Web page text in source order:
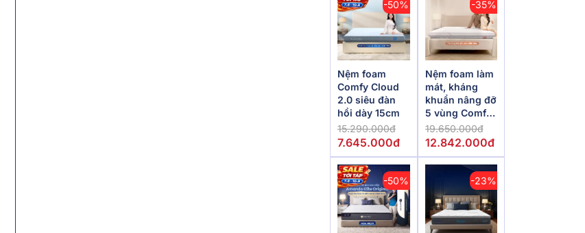
-50%
Nệm foam
Comfy Cloud
2.0 siêu đàn
hồi dày 15cm
15.290.000đ
7.645.000đ
-35%
Nệm foam làm
mát, kháng
khuẩn nâng đỡ
5 vùng Comfy
Lux 1.0
19.650.000đ
12.842.000đ
-50% -23%